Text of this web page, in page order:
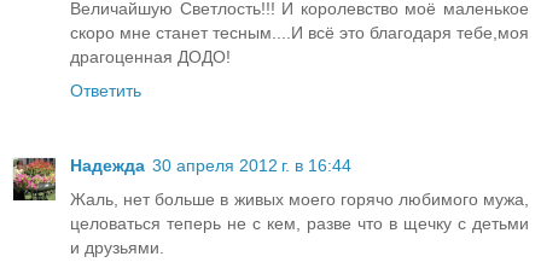
Величайшую Светлость!!! И королевство моё маленькое
скоро мне станет тесным....И всё это благодаря тебе,моя
драгоценная ДОДО!
Ответить
Надежда 30 апреля 2012 г. в 16:44
Жаль, нет больше в живых моего горячо любимого мужа,
целоваться теперь не с кем, разве что в щечку с детьми
и друзьями.